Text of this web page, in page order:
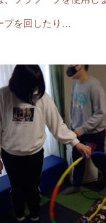
プを回したり…